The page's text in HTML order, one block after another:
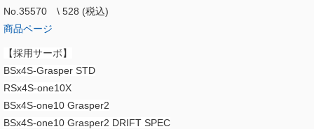
No.35570 \ 528 (税込)
商品ページ
【採用サーボ】
BSx4S-Grasper STD
RSx4S-one10X
BSx4S-one10 Grasper2
BSx4S-one10 Grasper2 DRIFT SPEC